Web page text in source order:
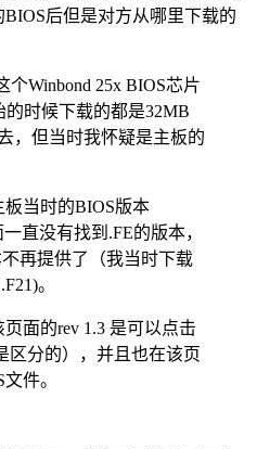
后但是对方从哪里下载的
个Winbond 25x BIOS芯片
时候下载的都是32MB
，但当时我怀疑是主板的
当时的BIOS版本
直没有找到.FE的版本，
再提供了（我当时下载
。
面的rev 1.3 是可以点击
区分的），并且也在该页
件。